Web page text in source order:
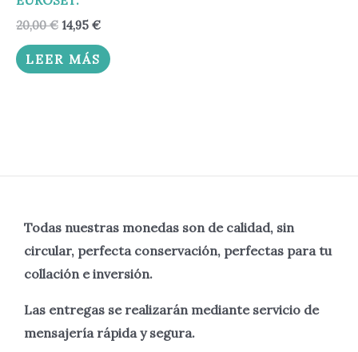
20,00€ 14,95 €
LEER MÁS
Todas nuestras monedas son de calidad, sin
circular, perfecta conservación, perfectas para tu
collación e inversión.
Las entregas se realizarán mediante servicio de
mensajería rápida y segura.